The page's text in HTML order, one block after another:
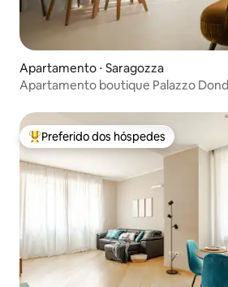
Apartamento ⋅ Saragozza
Apartamento boutique Palazzo
Entre os melhores preferidos dos
Preferido dos hóspedes